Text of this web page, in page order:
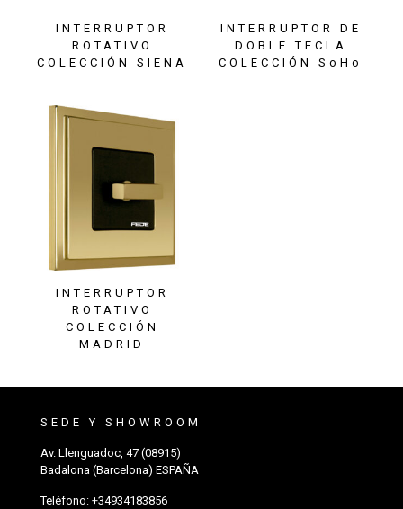
INTERRUPTOR
ROTATIVO
COLECCIÓN SIENA
INTERRUPTOR DE
DOBLE TECLA
COLECCIÓN SoHo
INTERRUPTOR
ROTATIVO
COLECCIÓN
MADRID
SEDE Y SHOWROOM
Av. Llenguadoc, 47 (08915)
Badalona (Barcelona) ESPAÑA
Teléfono: +34934183856